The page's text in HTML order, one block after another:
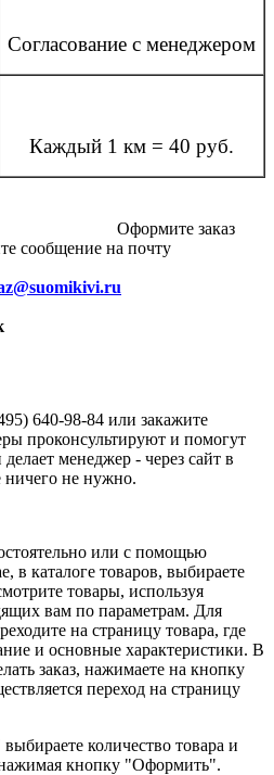
Согласование с менеджером
Каждый 1 км = 40 руб.
Оформите заказ
на почту
28-24 или
640-98-84 или закажите
проконсультируют и помогут
менеджер - через сайт в
ничего не нужно.
или с помощью
в каталоге товаров, выбираете
товары, используя
вам по параметрам. Для
на страницу товара, где
и основные характеристики. В
заказ, нажимаете на кнопку
переход на страницу
количество товара и
кнопку "Оформить".